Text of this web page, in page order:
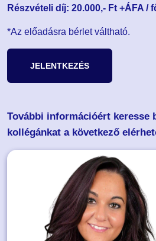
Részvételi díj: 20.000,- Ft +ÁFA /
*Az előadásra bérlet váltható.
JELENTKEZÉS
További információért keresse
kollégánkat a következő